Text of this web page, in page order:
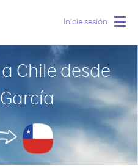
Inicie sesión
Chile desde